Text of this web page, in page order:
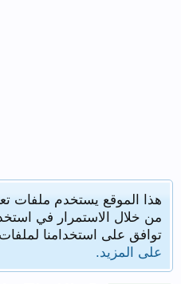
هذا الموقع يستخدم ملفات
من خلال الاستمرار في
توافق على استخدامنا
على المزيد.